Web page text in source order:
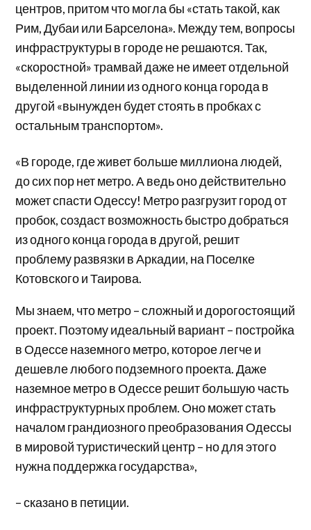
центров, притом что могла бы «стать такой, как
Рим, Дубаи или Барселона». Между тем, вопросы
инфраструктуры в городе не решаются. Так,
«‎скоростной» трамвай даже не имеет отдельной
выделенной линии из одного конца города в
другой «вынужден будет стоять в пробках с
остальным транспортом».
«В городе, где живет больше миллиона людей,
до сих пор нет метро. А ведь оно действительно
может спасти Одессу! Метро разгрузит город от
пробок, создаст возможность быстро добраться
из одного конца города в другой, решит
проблему развязки в Аркадии, на Поселке
Котовского и Таирова.
Мы знаем, что метро – сложный и дорогостоящий
проект. Поэтому идеальный вариант – постройка
в Одессе наземного метро, которое легче и
дешевле любого подземного проекта. Даже
наземное метро в Одессе решит большую часть
инфраструктурных проблем. Оно может стать
началом грандиозного преобразования Одессы
в мировой туристический центр – но для этого
нужна поддержка государства»,
– сказано в петиции.